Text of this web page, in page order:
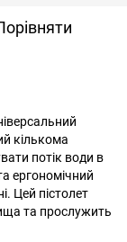
кількома
потік води в
ергономічний
Цей пістолет
та прослужить